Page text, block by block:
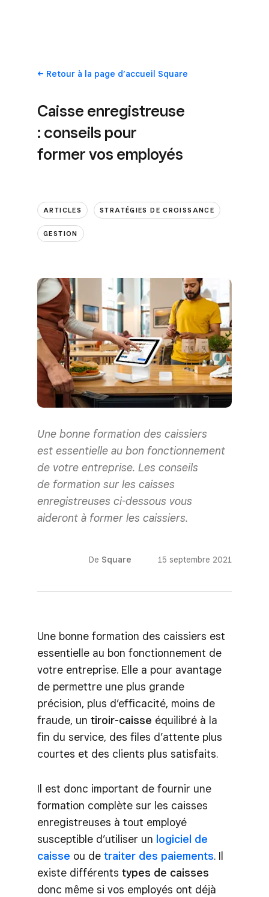
Retourà la page d’accueil Square
Caisse enregistreuse
: conseils pour
former vos employés
ARTICLES STRATÉGIES DE CROISSANCE
GESTION
Une bonne formation des caissiers
est essentielle au bon fonctionnement
de votre entreprise. Les conseils
de formation sur les caisses
enregistreuses ci-dessous vous
aideront à former les caissiers.
De Square 15 septembre 2021
Une bonne formation des caissiers est
essentielle au bon fonctionnement de
votre entreprise. Elle a pour avantage
de permettre une plus grande
précision, plus d’efficacité, moins de
fraude, un tiroir-caisse équilibré à la
fin du service, des files d’attente plus
courtes et des clients plus satisfaits.
Il est donc important de fournir une
formation complète sur les caisses
enregistreuses à tout employé
susceptible d’utiliser un logiciel de
caisse ou de traiter des paiements. Il
existe différents types de caisses
donc même si vos employés ont déjà